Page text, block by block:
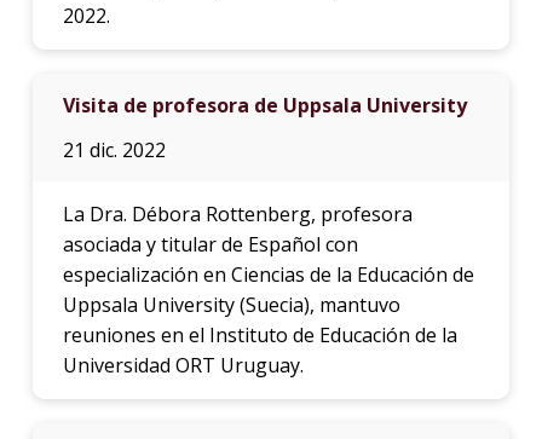
2022.
Visita de profesora de Uppsala University
21 dic. 2022
La Dra. Débora Rottenberg, profesora
asociada y titular de Español con
especialización en Ciencias de la Educación de
Uppsala University (Suecia), mantuvo
reuniones en el Instituto de Educación de la
Universidad ORT Uruguay.